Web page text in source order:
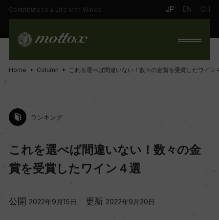
Contribute to a Life with Wines. JP EN CH
Home Column これを選べば間違いない！数々の金賞を受賞したワイン
ランキング
これを選べば間違いない！数々の金
賞を受賞したワイン４選
公開 2022年9月15日 更新 2022年9月20日